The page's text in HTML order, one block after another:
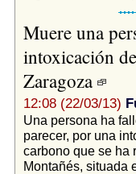
Muere una
intoxicación
Zaragoza
12:08 (22/03/13)
Una persona ha
parecer, por una
carbono que se ha
Montañés, situada